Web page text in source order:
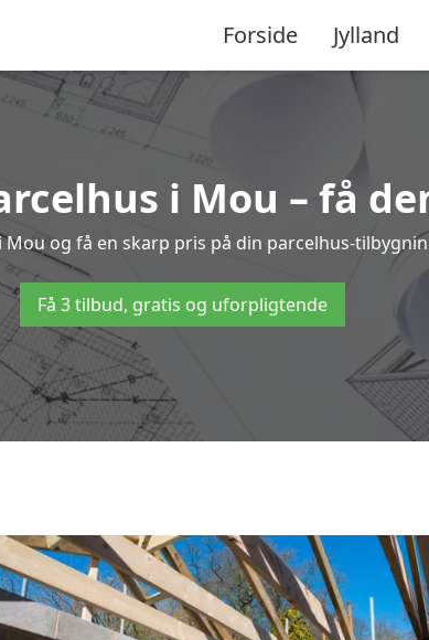
Forside Jylland
i Mou – få
og få en skarp pris på din parcelhus-
Få 3 tilbud, gratis og uforpligtende